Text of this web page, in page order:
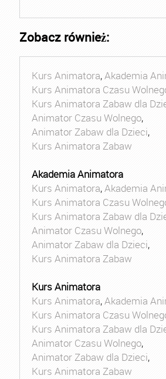
Zobacz również:
Kurs Animatora,Akademia
Kurs Animatora Czasu
Kurs Animatora Zabaw dla
Animator Czasu Wolnego,
Animator Zabaw dla Dzieci,
Kurs Animatora Zabaw
Akademia Animatora
Kurs Animatora,Akademia
Kurs Animatora Czasu
Kurs Animatora Zabaw dla
Animator Czasu Wolnego,
Animator Zabaw dla Dzieci,
Kurs Animatora Zabaw
Kurs Animatora
Kurs Animatora,Akademia
Kurs Animatora Czasu
Kurs Animatora Zabaw dla
Animator Czasu Wolnego,
Animator Zabaw dla Dzieci,
Kurs Animatora Zabaw